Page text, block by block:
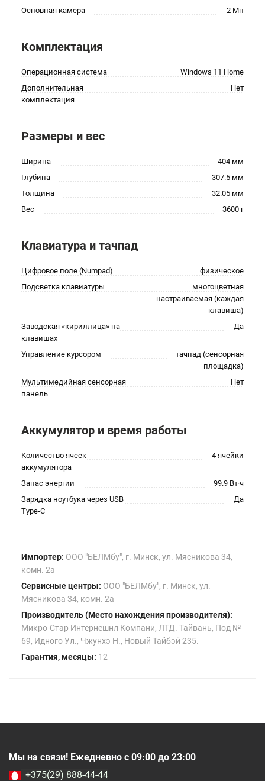
Основная камера 2 Мп
Комплектация
Операционная система
Windows 11 Home
Дополнительная
комплектация
Нет
Размеры и вес
Ширина
404 мм
Глубина
307.5 мм
Толщина
32.05 мм
Вес
3600 г
Клавиатура и тачпад
Цифровое поле (Numpad)
физическое
Подсветка клавиатуры
многоцветная
настраиваемая (каждая
клавиша)
Заводская «кириллица» на
клавишах
Да
Управление курсором
тачпад (сенсорная
площадка)
Мультимедийная сенсорная
панель
Нет
Аккумулятор и время работы
Количество ячеек
аккумулятора
4 ячейки
Запас энергии
99.9 Вт·ч
Зарядка ноутбука через USB
Type-C
Да
Импортер: ООО "БЕЛМбу", г. Минск, ул. Мясникова 34,
комн. 2а
Сервисные центры: ООО "БЕЛМбу", г. Минск, ул.
Мясникова 34, комн. 2а
Производитель (Место нахождения производителя):
Микро-Стар Интернешнл Компани, ЛТД. Тайвань, Под №
69, Идного Ул., Чжунхэ Н., Новый Тайбэй 235.
Гарантия, месяцы: 12
Мы на связи! Ежедневно с 09:00 до 23:00
+375(29) 888-44-44